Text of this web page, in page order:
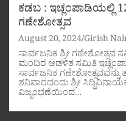
ಕಡಬ : ಇಚ್ಲಂಪಾಡಿಯಲ್ಲಿ
ಗಣೇಶೋತ್ಸವ
August 20, 2024 Girish
ಸಾರ್ವಜನಿಕ ಶ್ರೀ ಗಣೇಶೋತ್ಸವ
ಮಂದಿರ ಆಡಳಿತ ಸಮಿತಿ
ಸಾರ್ವಜನಿಕ ಗಣೇಶೋತ್ಸವವನ್ನು
ಶನಿವಾರದಂದು ಶ್ರೀ
ವಿಜೃಂಭಣೆಯಿಂದ…